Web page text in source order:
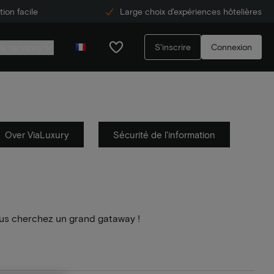
facile Large choix d'expériences hôtelières
S'inscrire Connexion
Over ViaLuxury Sécurité de l'information
cherchez un grand gataway !